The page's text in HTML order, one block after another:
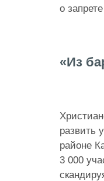
о
«Из
развить
районе
3 000